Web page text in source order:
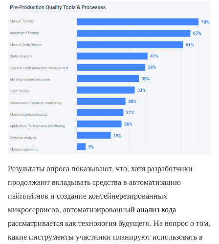
Результаты опроса показывают, что, хотя разработчики
продолжают вкладывать средства в автоматизацию
пайплайнов и создание контейнерезированных
микросервисов, автоматизированный анализ кода
рассматривается как технология будущего. На вопрос о том,
какие инструменты участники планируют использовать в